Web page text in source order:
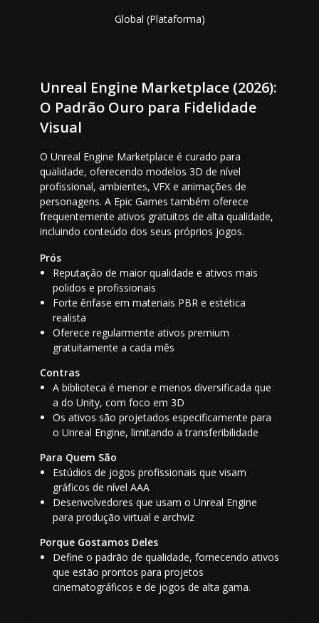
Global (Plataforma)
Unreal Engine Marketplace (2026):
O Padrão Ouro para Fidelidade
Visual
O Unreal Engine Marketplace é curado para
qualidade, oferecendo modelos 3D de nível
profissional, ambientes, VFX e animações de
personagens. A Epic Games também oferece
frequentemente ativos gratuitos de alta qualidade,
incluindo conteúdo dos seus próprios jogos.
Prós
Reputação de maior qualidade e ativos mais
polidos e profissionais
Forte ênfase em materiais PBR e estética
realista
Oferece regularmente ativos premium
gratuitamente a cada mês
Contras
A biblioteca é menor e menos diversificada que
a do Unity, com foco em 3D
Os ativos são projetados especificamente para
o Unreal Engine, limitando a transferibilidade
Para Quem São
Estúdios de jogos profissionais que visam
gráficos de nível AAA
Desenvolvedores que usam o Unreal Engine
para produção virtual e archviz
Porque Gostamos Deles
Define o padrão de qualidade, fornecendo ativos
que estão prontos para projetos
cinematográficos e de jogos de alta gama.